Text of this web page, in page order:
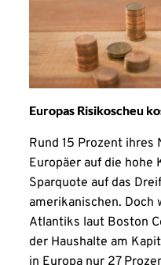
Europas Risikoscheu
Rund 15 Prozent
Europäer auf die hohe
Sparquote auf das
amerikanischen. Doch
Atlantiks laut Boston
der Haushalte am